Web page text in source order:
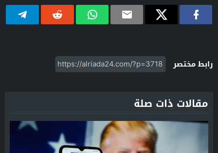
رابط مختصر
مقالات ذات صلة